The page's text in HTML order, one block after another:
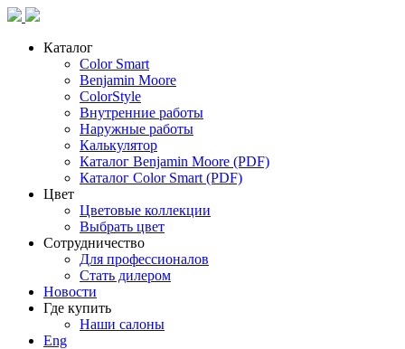
Каталог
Color Smart
Benjamin Moore
ColorStyle
Внутренние работы
Наружные работы
Калькулятор
Каталог Benjamin Moore (PDF)
Каталог Color Smart (PDF)
Цвет
Цветовые коллекции
Выбрать цвет
Сотрудничество
Для профессионалов
Стать дилером
Новости
Где купить
Наши салоны
Eng